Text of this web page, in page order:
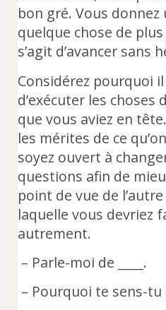
bon gré. Vous donnez
quelque chose de
s’agit d’avancer sans
Considérez pourquoi
d’exécuter les
que vous aviez en
les mérites de ce
soyez ouvert à
questions afin de
point de vue de
laquelle vous devriez
autrement.
– Parle-moi de ____.
– Pourquoi te sens-tu